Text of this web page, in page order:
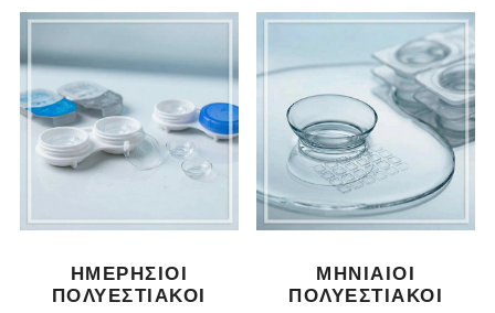
ΗΜΕΡΉΣΙΟΙ
ΠΟΛΥΕΣΤΙΑΚΟΊ
ΜΗΝΙΑΊΟΙ
ΠΟΛΥΕΣΤΙΑΚΟΊ